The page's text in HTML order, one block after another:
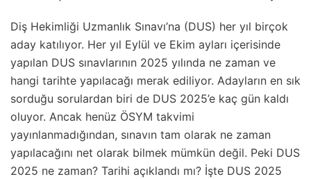
Diş Hekimliği Uzmanlık Sınavı’na (DUS) her yıl birçok
aday katılıyor. Her yıl Eylül ve Ekim ayları içerisinde
yapılan DUS sınavlarının 2025 yılında ne zaman ve
hangi tarihte yapılacağı merak ediliyor. Adayların en sık
sorduğu sorulardan biri de DUS 2025’e kaç gün kaldı
oluyor. Ancak henüz ÖSYM takvimi
yayınlanmadığından, sınavın tam olarak ne zaman
yapılacağını net olarak bilmek mümkün değil. Peki DUS
2025 ne zaman? Tarihi açıklandı mı? İşte DUS 2025